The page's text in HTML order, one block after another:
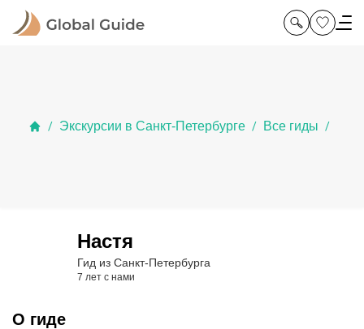
/ Экскурсии в Санкт-Петербурге / Все гиды /
Настя
Гид из Санкт-Петербурга
7 лет с нами
О гиде